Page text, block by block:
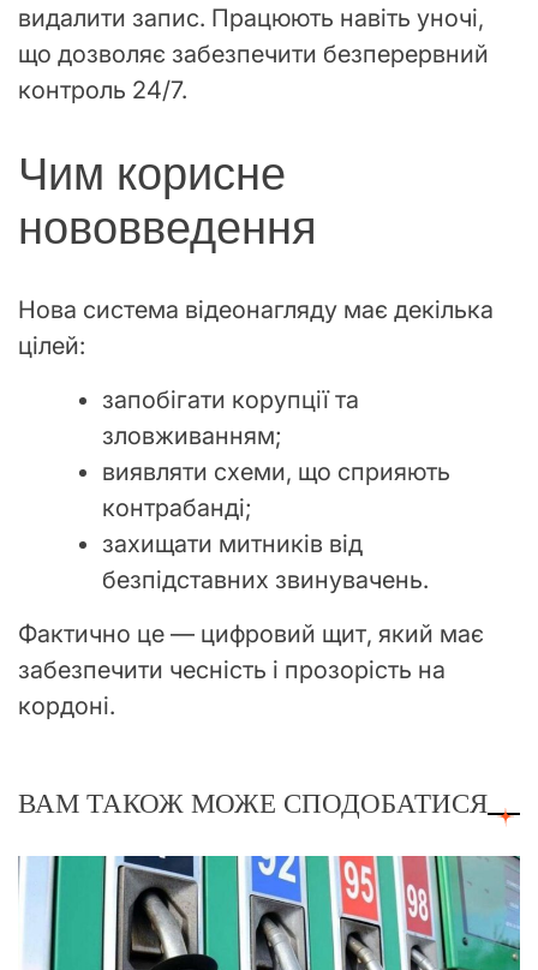
видалити запис. Працюють навіть уночі,
що дозволяє забезпечити безперервний
контроль 24/7.
Чим корисне
нововведення
Нова система відеонагляду має декілька
цілей:
запобігати корупції та
зловживанням;
виявляти схеми, що сприяють
контрабанді;
захищати митників від
безпідставних звинувачень.
Фактично це — цифровий щит, який має
забезпечити чесність і прозорість на
кордоні.
ВАМ ТАКОЖ МОЖЕ СПОДОБАТИСЯ